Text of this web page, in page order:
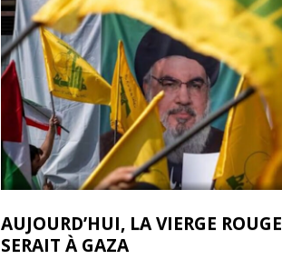
AUJOURD’HUI, LA VIERGE ROUGE
SERAIT À GAZA